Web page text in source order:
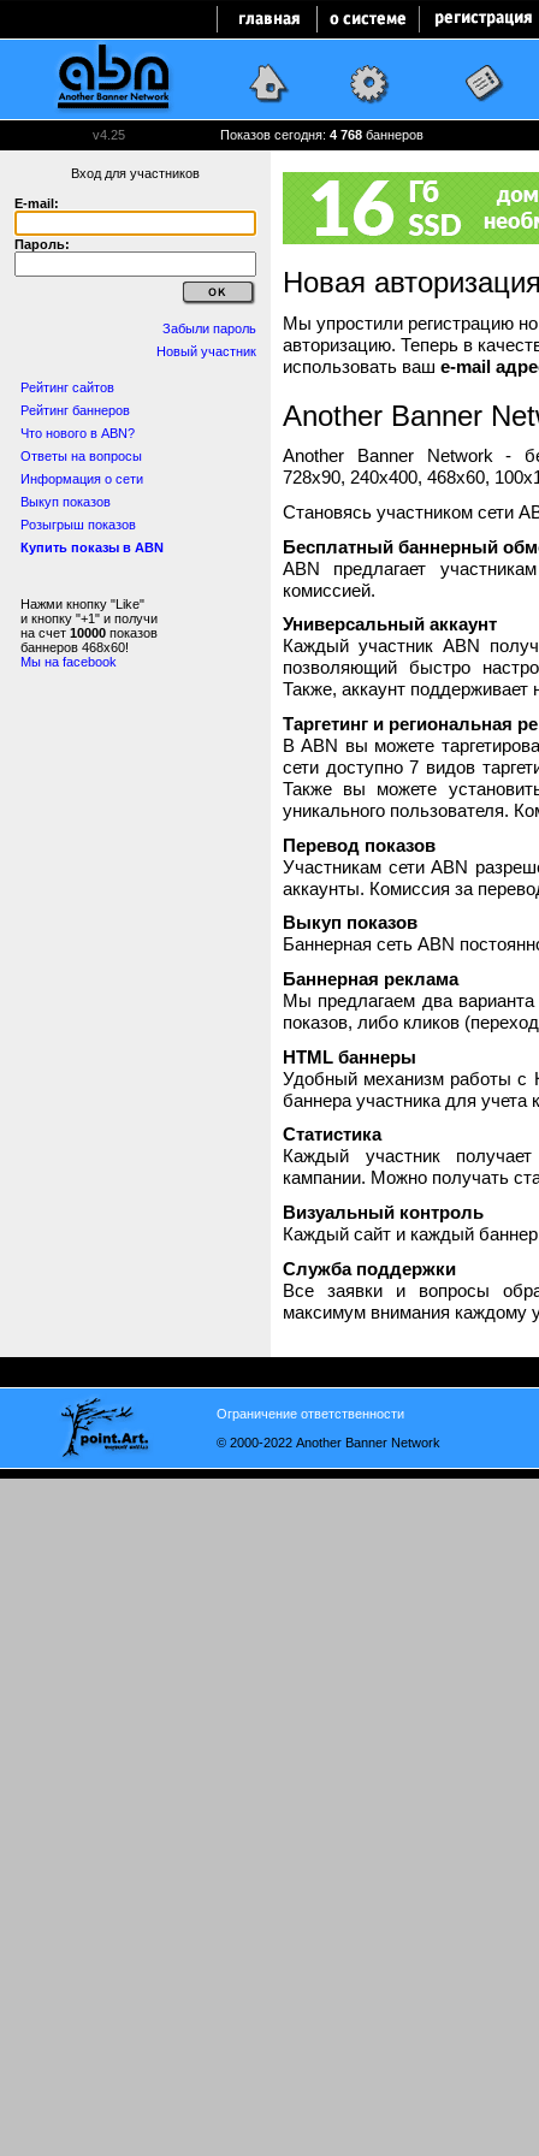
v4.25 Показов сегодня: 4 768 баннеров
Вход для участников
E-mail:
Пароль:
Забыли пароль
Новый участник
Рейтинг сайтов
Рейтинг баннеров
Что нового в ABN?
Ответы на вопросы
Информация о сети
Выкуп показов
Розыгрыш показов
Купить показы в ABN
Нажми кнопку "Like"
и кнопку "+1" и получи
на счет 10000 показов
баннеров 468x60!
Мы на facebook
Новая
Мы упростили регистрацию
авторизацию. Теперь в
использовать ваш e-mail
Another Banner
Another Banner Network -
728x90, 240x400, 468x60,
Становясь участником сети
Бесплатный баннерный
ABN предлагает
комиссией.
Универсальный аккаунт
Каждый участник ABN
позволяющий быстро
Также, аккаунт поддерживает
Таргетинг и региональная
В ABN вы можете
сети доступно 7 видов
Также вы можете
уникального пользователя.
Перевод показов
Участникам сети ABN
аккаунты. Комиссия за
Выкуп показов
Баннерная сеть ABN
Баннерная реклама
Мы предлагаем два
показов, либо кликов
HTML баннеры
Удобный механизм работы с
баннера участника для
Статистика
Каждый участник
кампании. Можно получать
Визуальный контроль
Каждый сайт и каждый
Служба поддержки
Все заявки и вопросы
максимум внимания каждому
Ограничение ответственности
© 2000-2022 Another Banner Network